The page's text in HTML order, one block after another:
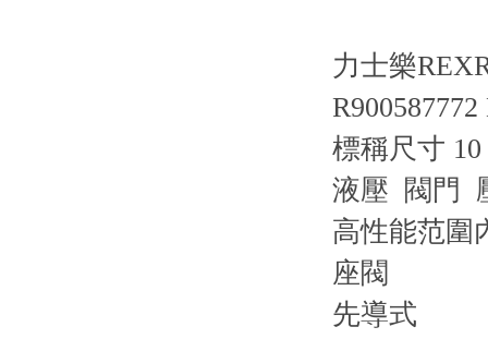
力士樂
標稱尺寸
液壓 閥門
高性能范圍
座閥
先導式